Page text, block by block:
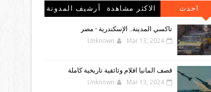
احدث
المشاركات
الاكثر مشاهدة
أرشيف المدونة
تاكسي المدينة.. الإسكندرية - مصر
Unknown Mar 13, 2024
قصف المانيا افلام وثائقية تاريخية كاملة
Unknown Mar 13, 2024